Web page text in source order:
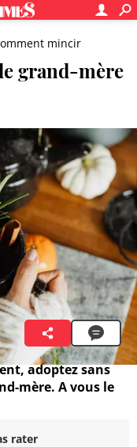
mincir
grand-mère
adoptez sans
mère. A vous le
rater